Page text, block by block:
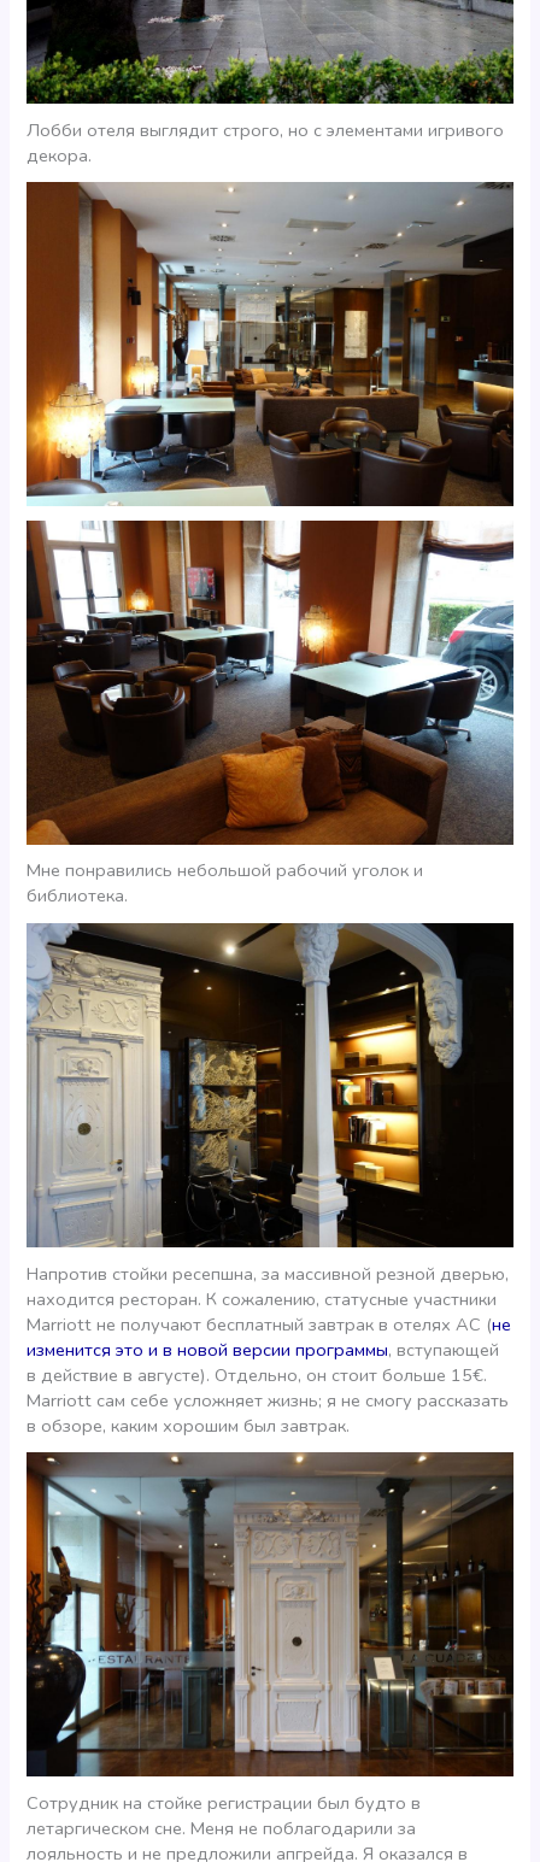
Лобби отеля выглядит строго, но с элементами игривого
декора.
Мне понравились небольшой рабочий уголок и
библиотека.
Напротив стойки ресепшна, за массивной резной дверью,
находится ресторан. К сожалению, статусные участники
Marriott не получают бесплатный завтрак в отелях АС (не
изменится это и в новой версии программы, вступающей
в действие в августе). Отдельно, он стоит больше 15€.
Marriott сам себе усложняет жизнь; я не смогу рассказать
в обзоре, каким хорошим был завтрак.
Сотрудник на стойке регистрации был будто в
летаргическом сне. Меня не поблагодарили за
лояльность и не предложили апгрейда. Я оказался в